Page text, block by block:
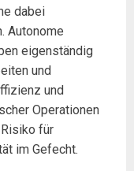
dabei
Autonome
eigenständig
und
und
Operationen
für
im Gefecht.